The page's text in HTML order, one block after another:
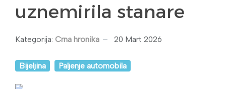
uznemirila stanare
Kategorija: Crna hronika 20 Mart 2026
Bijeljina Paljenje automobila